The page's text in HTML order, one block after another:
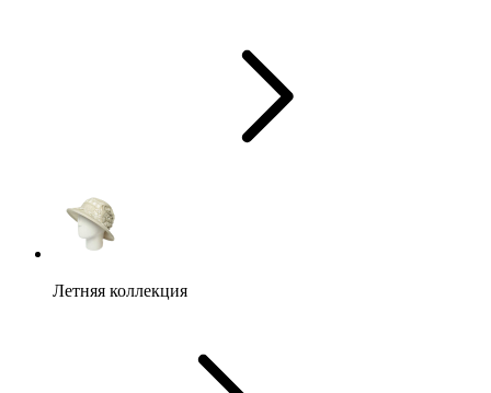
Летняя коллекция